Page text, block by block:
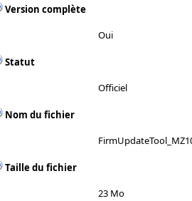
Version complète
Oui
Statut
Officiel
Nom du fichier
Taille du fichier
23 Mo